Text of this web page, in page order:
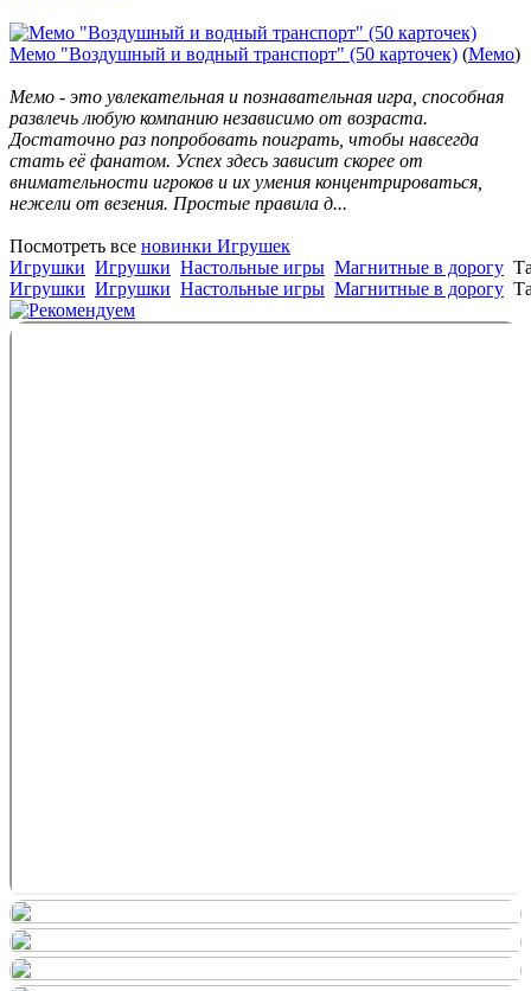
Мемо "Воздушный и водный транспорт" (50 карточек) (Мемо)
Мемо - это увлекательная и познавательная игра, способная
развлечь любую компанию независимо от возраста.
Достаточно раз попробовать поиграть, чтобы навсегда
стать её фанатом. Успех здесь зависит скорее от
внимательности игроков и их умения концентрироваться,
нежели от везения. Простые правила д...
Посмотреть все новинки Игрушек
Игрушки Игрушки Настольные игры Магнитные в дорогу
Игрушки Игрушки Настольные игры Магнитные в дорогу